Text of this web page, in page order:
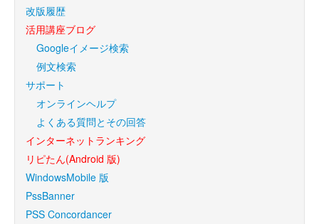
改版履歴
活用講座ブログ
Googleイメージ検索
例文検索
サポート
オンラインヘルプ
よくある質問とその回答
インターネットランキング
リピたん(Android 版)
WindowsMobile 版
PssBanner
PSS Concordancer